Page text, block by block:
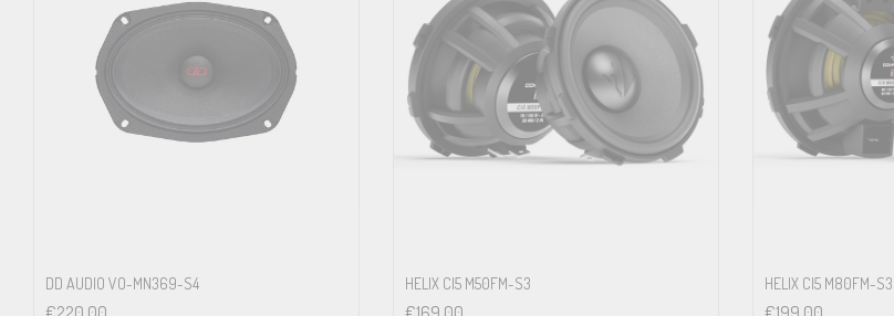
DD AUDIO VO-MN369-S4 HELIX CI5 M50FM-S3 HELIX CI5 M80FM-S3